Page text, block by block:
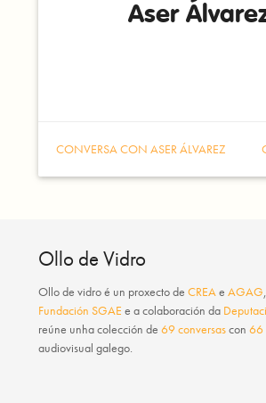
Aser
CONVERSA CON ASER ÁLVAREZ
Ollo de Vidro
Ollo de vidroé un proxecto deCREA eAGAG
Fundación SGAE e a colaboración da
reúne unha colección de69 conversascon66
audiovisual galego.